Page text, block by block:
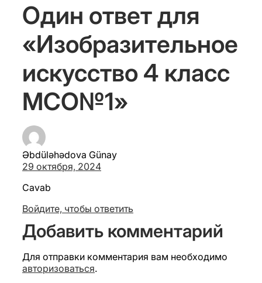
Один ответ для
«Изобразительное
искусство 4 класс
МСО№1»
Əbdüləhədova Günay
29 октября, 2024
Cavab
Войдите, чтобы ответить
Добавить комментарий
Для отправки комментария вам необходимо
авторизоваться.